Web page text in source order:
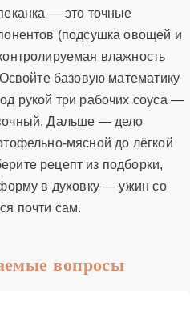
— это точные
(подсушка овощей и
влажность
базовую математику
рукой три рабочих соуса —
Дальше — дело
мясной до лёгкой
рецепт из подборки,
в духовку — ужин со
почти сам.
вопросы